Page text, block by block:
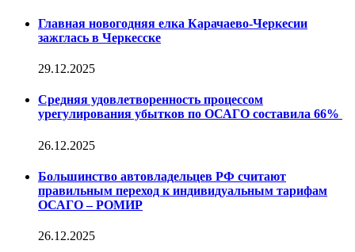
Главная новогодняя елка Карачаево-Черкесии
зажглась в Черкесске
29.12.2025
Средняя удовлетворенность процессом
урегулирования убытков по ОСАГО составила 66%
26.12.2025
Большинство автовладельцев РФ считают
правильным переход к индивидуальным тарифам
ОСАГО – РОМИР
26.12.2025